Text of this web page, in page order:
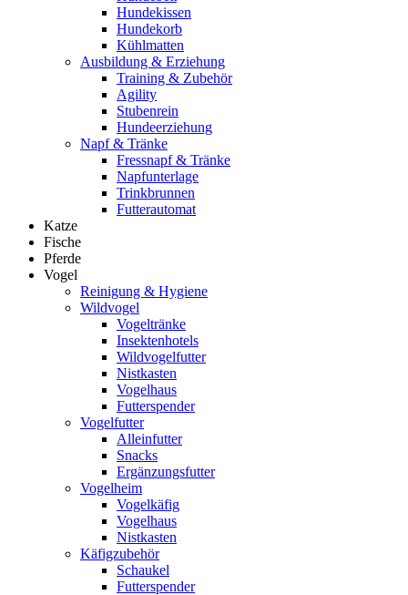
Hundekissen
Hundekorb
Kühlmatten
Ausbildung & Erziehung
Training & Zubehör
Agility
Stubenrein
Hundeerziehung
Napf & Tränke
Fressnapf & Tränke
Napfunterlage
Trinkbrunnen
Futterautomat
Katze
Fische
Pferde
Vogel
Reinigung & Hygiene
Wildvogel
Vogeltränke
Insektenhotels
Wildvogelfutter
Nistkasten
Vogelhaus
Futterspender
Vogelfutter
Alleinfutter
Snacks
Ergänzungsfutter
Vogelheim
Vogelkäfig
Vogelhaus
Nistkasten
Käfigzubehör
Schaukel
Futterspender